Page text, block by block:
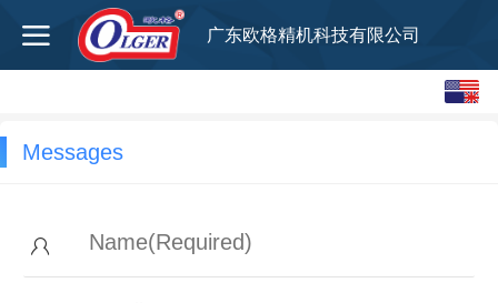
广东欧格精机科技有限公司
Messages